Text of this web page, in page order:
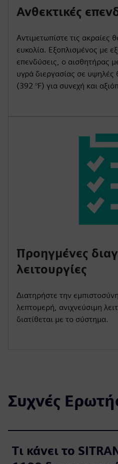
Ανθεκτικές
Αντιμετωπίστε τις ακραίες
ευκολία. Εξοπλισμένος με
επενδύσεις, ο αισθητήρας
υγρά διεργασίας σε υψηλές
(392 °F) για συνεχή και
Προηγμένες
λειτουργίες
Διατηρήστε την
λεπτομερή, ανιχνεύσιμη
διατίθεται με το σύστημα.
Συχνές
Τι κάνει το